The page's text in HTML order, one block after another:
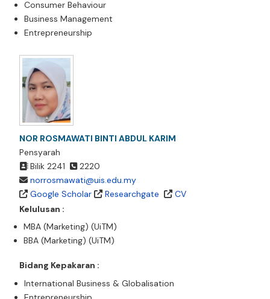
Consumer Behaviour
Business Management
Entrepreneurship
NOR ROSMAWATI BINTI ABDUL KARIM
Pensyarah
Bilik 2241
2220
norrosmawati@uis.edu.my
Google Scholar
Researchgate
CV
Kelulusan :
MBA (Marketing) (UiTM)
BBA (Marketing) (UiTM)
Bidang Kepakaran :
International Business & Globalisation